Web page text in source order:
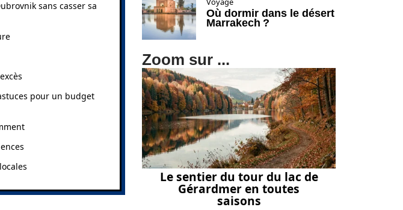
sans casser sa
pour un budget
Où dormir dans le désert
Marrakech ?
Zoom sur ...
Le sentier du tour du lac de
Gérardmer en toutes
saisons